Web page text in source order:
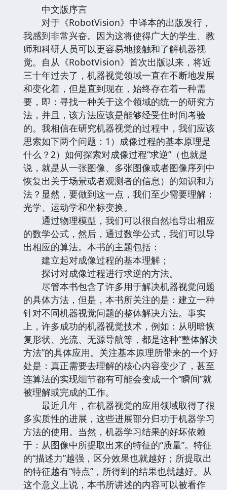
中文版序言
对于《RobotVision》中译本的出版发行，
我感到非常兴奋。因为这将使得广大的学生、教
师和科研人员可以更容易地接触和了解机器视
觉。自从《RobotVision》首次出版以来，将近
三十年过去了，机器视觉领域一直在不断地发展
和变化着，但是直到现在，始终存在着一种需
要，即：寻找一种关于这个领域的统一的研究方
法，并且，该方法应该是能够经受住时间考验
的。我相信在研究机器视觉的过程中，我们应该
思索如下两个问题：1）成像过程的基本原理是
什么？2）如何探索对成像过程“求逆”（也就是
说，就是从一张图像、多张图像或者图像序列中
恢复出关于场景或者观测者的信息）的知识和方
法？显然，要做到这一点，我们至少需要理解：
光学、运动学和坐标变换。
通过物理模型，我们可以很自然地导出相应
的数学公式，然后，通过数学公式，我们可以导
出相应的算法。本书的主题包括：
建立起对成像过程的基本理解；
探讨对成像过程进行求逆的方法。
尽管本书包含了许多用于解决机器视觉问题
的具体方法，但是，本书所关注的是：建立一种
针对不同机器视觉问题的整体解决方法。事实
上，许多成功的机器视觉技术，例如：从明暗恢
复形状、光流、无源导航等，都是这种“整体解决
方法”的具体应用。关注基本原理所带来的一个好
处是：真正需要去理解的核心内容变少了，甚至
连算法的实现细节都有可能会变成一个“瞬间”就
被理解或完成的工作。
最近几年，在机器视觉的应用领域取得了很
多实质性的进展，这些进展部分归功于机器学习
方法的使用。当然，机器学习结果的好坏依赖
于：从图像中所提取出来的特征的“质量”。特征
的“描述力”越强，区分效果也就越好；所提取出
的特征越有“特点”，所得到的结果也就越好。从
这个意义上说，本书所讲述的内容可以被看作